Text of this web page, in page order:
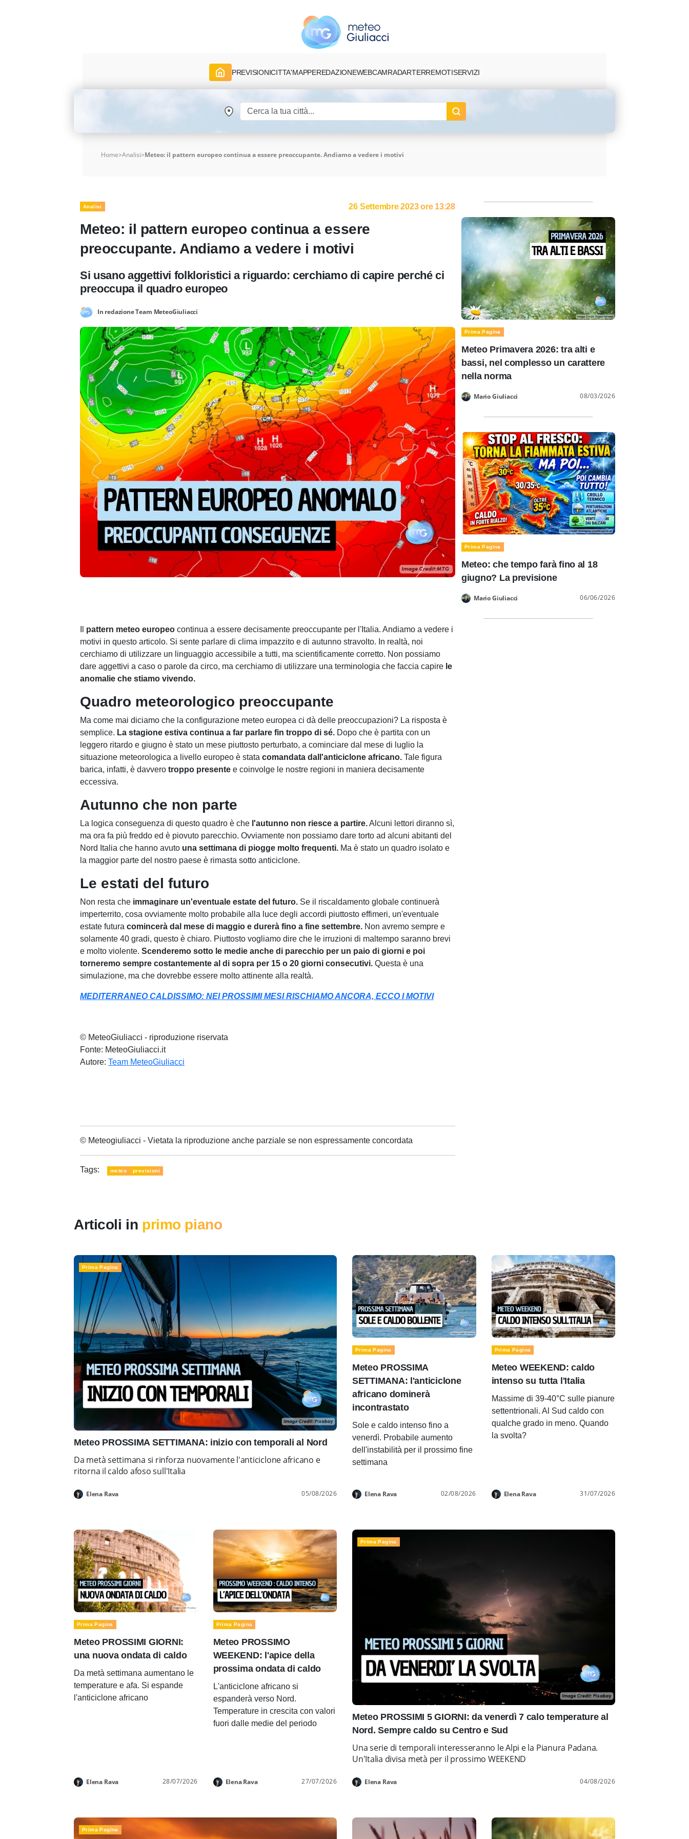
PREVISIONICITTA'MAPPEREDAZIONEWEBCAMRADARTERREMOTISERVIZI
Home>Analisi>Meteo: il pattern europeo continua a essere preoccupante. Andiamo a vedere i motivi
Analisi 26 Settembre 2023 ore 13:28
Meteo: il pattern europeo continua a essere
preoccupante. Andiamo a vedere i motivi
Si usano aggettivi folkloristici a riguardo: cerchiamo di capire perché ci
preoccupa il quadro europeo
In redazione Team MeteoGiuliacci
pattern meteo europeo continua a essere decisamente preoccupante per l'Italia. Andiamo a vedere i
motivi in questo articolo. Si sente parlare di clima impazzito e di autunno stravolto. In realtà, noi
cerchiamo di utilizzare un linguaggio accessibile a tutti, ma scientificamente corretto. Non possiamo
dare aggettivi a caso o parole da circo, ma cerchiamo di utilizzare una terminologia che faccia capire le
anomalie che stiamo vivendo.
Quadro meteorologico preoccupante
Ma come mai diciamo che la configurazione meteo europea ci dà delle preoccupazioni? La risposta è
semplice. La stagione estiva continua a far parlare fin troppo di sé. Dopo che è partita con un
leggero ritardo e giugno è stato un mese piuttosto perturbato, a cominciare dal mese di luglio la
situazione meteorologica a livello europeo è stata comandata dall'anticiclone africano. Tale figura
barica, infatti, è davvero troppo presente e coinvolge le nostre regioni in maniera decisamente
eccessiva.
Autunno che non parte
La logica conseguenza di questo quadro è che l'autunno non riesce a partire.Alcuni lettori diranno sì,
ma ora fa più freddo ed è piovuto parecchio. Ovviamente non possiamo dare torto ad alcuni abitanti del
Nord Italia che hanno avuto una settimana di piogge molto frequenti. Ma è stato un quadro isolato e
la maggior parte del nostro paese è rimasta sotto anticiclone.
Le estati del futuro
Non resta che immaginare un'eventuale estate del futuro. Se il riscaldamento globale continuerà
imperterrito, cosa ovviamente molto probabile alla luce degli accordi piuttosto effimeri, un'eventuale
estate futura comincerà dal mese di maggio e durerà fino a fine settembre. Non avremo sempre e
solamente 40 gradi, questo è chiaro. Piuttosto vogliamo dire che le irruzioni di maltempo saranno brevi
e molto violente. Scenderemo sotto le medie anche di parecchio per un paio di giorni e poi
torneremo sempre costantemente al di sopra per 15 o 20 giorni consecutivi. Questa è una
simulazione, ma che dovrebbe essere molto attinente alla realtà.
MEDITERRANEO CALDISSIMO: NEI PROSSIMI MESI RISCHIAMO ANCORA, ECCO I MOTIVI
© MeteoGiuliacci - riproduzione riservata
Fonte: MeteoGiuliacci.it
Autore: Team MeteoGiuliacci
© Meteogiuliacci - Vietata la riproduzione anche parziale se non espressamente concordata
Tags: meteo previsioni
Prima Pagina
Meteo Primavera 2026: tra alti e
bassi, nel complesso un carattere
nella norma
Mario Giuliacci 08/03/2026
Prima Pagina
Meteo: che tempo farà fino al 18
giugno? La previsione
Mario Giuliacci 06/06/2026
Articoli in primo piano
Prima Pagina
Meteo PROSSIMA SETTIMANA: inizio con temporali al Nord
Da metà settimana si rinforza nuovamente l'anticiclone africano e
ritorna il caldo afoso sull'Italia
Elena Rava 05/08/2026
Prima Pagina
Meteo PROSSIMA
SETTIMANA: l'anticiclone
africano dominerà
incontrastato
Sole e caldo intenso fino a
venerdì. Probabile aumento
dell'instabilità per il prossimo fine
settimana
Elena Rava 02/08/2026
Prima Pagina
Meteo WEEKEND: caldo
intenso su tutta l'Italia
Massime di 39-40°C sulle pianure
settentrionali. Al Sud caldo con
qualche grado in meno. Quando
la svolta?
Elena Rava 31/07/2026
Prima Pagina
Meteo PROSSIMI GIORNI:
una nuova ondata di caldo
Da metà settimana aumentano le
temperature e afa. Si espande
l'anticiclone africano
Elena Rava 28/07/2026
Prima Pagina
Meteo PROSSIMO
WEEKEND: l'apice della
prossima ondata di caldo
L'anticiclone africano si
espanderà verso Nord.
Temperature in crescita con valori
fuori dalle medie del periodo
Elena Rava 27/07/2026
Prima Pagina
Meteo PROSSIMI 5 GIORNI: da venerdì 7 calo temperature al
Nord. Sempre caldo su Centro e Sud
Una serie di temporali interesseranno le Alpi e la Pianura Padana.
Un'Italia divisa metà per il prossimo WEEKEND
Elena Rava 04/08/2026
Prima Pagina